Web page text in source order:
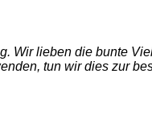
Wir lieben die bunte
tun wir dies zur